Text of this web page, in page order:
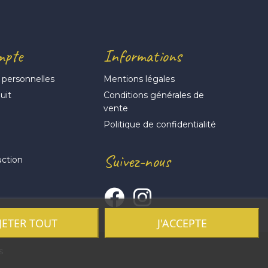
Informations
Mentions légales
Conditions générales de
vente
Politique de confidentialité
Suivez-nous
TOUT J'ACCEPTE